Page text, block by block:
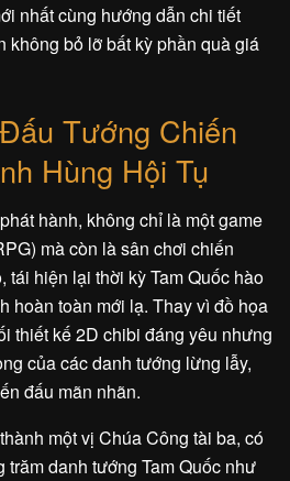
nhất cùng hướng dẫn chi tiết
không bỏ lỡ bất kỳ phần quà giá
Tướng Chiến
Hùng Hội Tụ
hành, không chỉ là một game
mà còn là sân chơi chiến
tái hiện lại thời kỳ Tam Quốc hào
hoàn toàn mới lạ. Thay vì đồ họa
thiết kế 2D chibi đáng yêu nhưng
của các danh tướng lừng lẫy,
đấu mãn nhãn.
một vị Chúa Công tài ba, có
trăm danh tướng Tam Quốc như